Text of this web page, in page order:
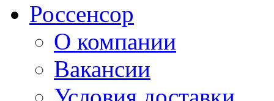
Россенсор
О компании
Вакансии